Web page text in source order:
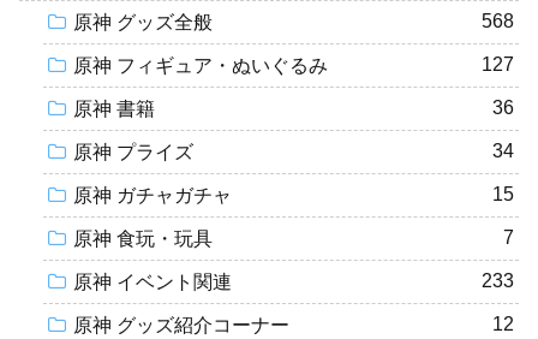
原神 グッズ全般 568
原神 フィギュア・ぬいぐるみ 127
原神 書籍 36
原神 プライズ 34
原神 ガチャガチャ 15
原神 食玩・玩具 7
原神 イベント関連 233
原神 グッズ紹介コーナー 12